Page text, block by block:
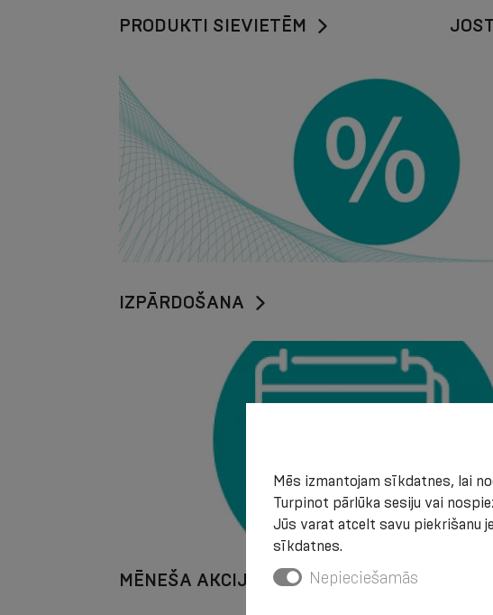
PRODUKTI SIEVIETĒM
IZPĀRDOŠANA
MĒNEŠA AKCIJA
Mēs izmantojam sīkdatnes, lai
Turpinot pārlūka sesiju vai
Jūs varat atcelt savu piekrišanu
sīkdatnes.
Nepieciešamās